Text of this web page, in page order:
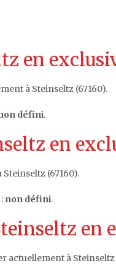
en
à Steinseltz (67160).
défini.
en
(67160).
non défini.
en
actuellement à Steinseltz